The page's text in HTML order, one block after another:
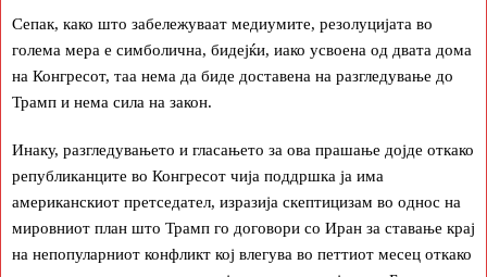
Сепак, како што забележуваат медиумите, резолуцијата во
голема мера е симболична, бидејќи, иако усвоена од двата дома
на Конгресот, таа нема да биде доставена на разгледување до
Трамп и нема сила на закон.
Инаку, разгледувањето и гласањето за ова прашање дојде откако
републиканците во Конгресот чија поддршка ја има
американскиот претседател, изразија скептицизам во однос на
мировниот план што Трамп го договори со Иран за ставање крај
на непопуларниот конфликт кој влегува во петтиот месец откако